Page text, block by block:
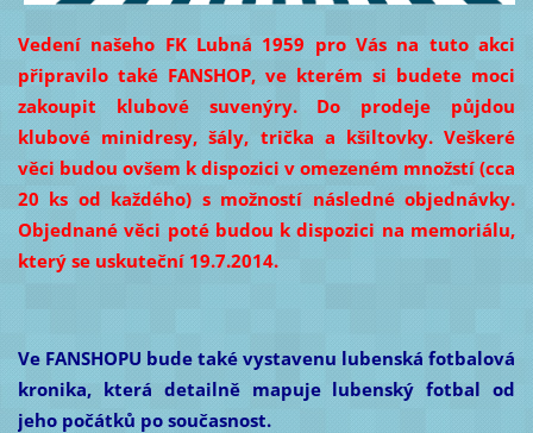
Vedení našeho FK Lubná 1959 pro Vás na tuto akci
připravilo také FANSHOP, ve kterém si budete moci
zakoupit klubové suvenýry. Do prodeje půjdou
klubové minidresy, šály, trička a kšiltovky. Veškeré
věci budou ovšem k dispozici v omezeném množstí (cca
20 ks od každého) s možností následné objednávky.
Objednané věci poté budou k dispozici na memoriálu,
který se uskuteční 19.7.2014.
Ve FANSHOPU bude také vystavenu lubenská fotbalová
kronika, která detailně mapuje lubenský fotbal od
jeho počátků po současnost.